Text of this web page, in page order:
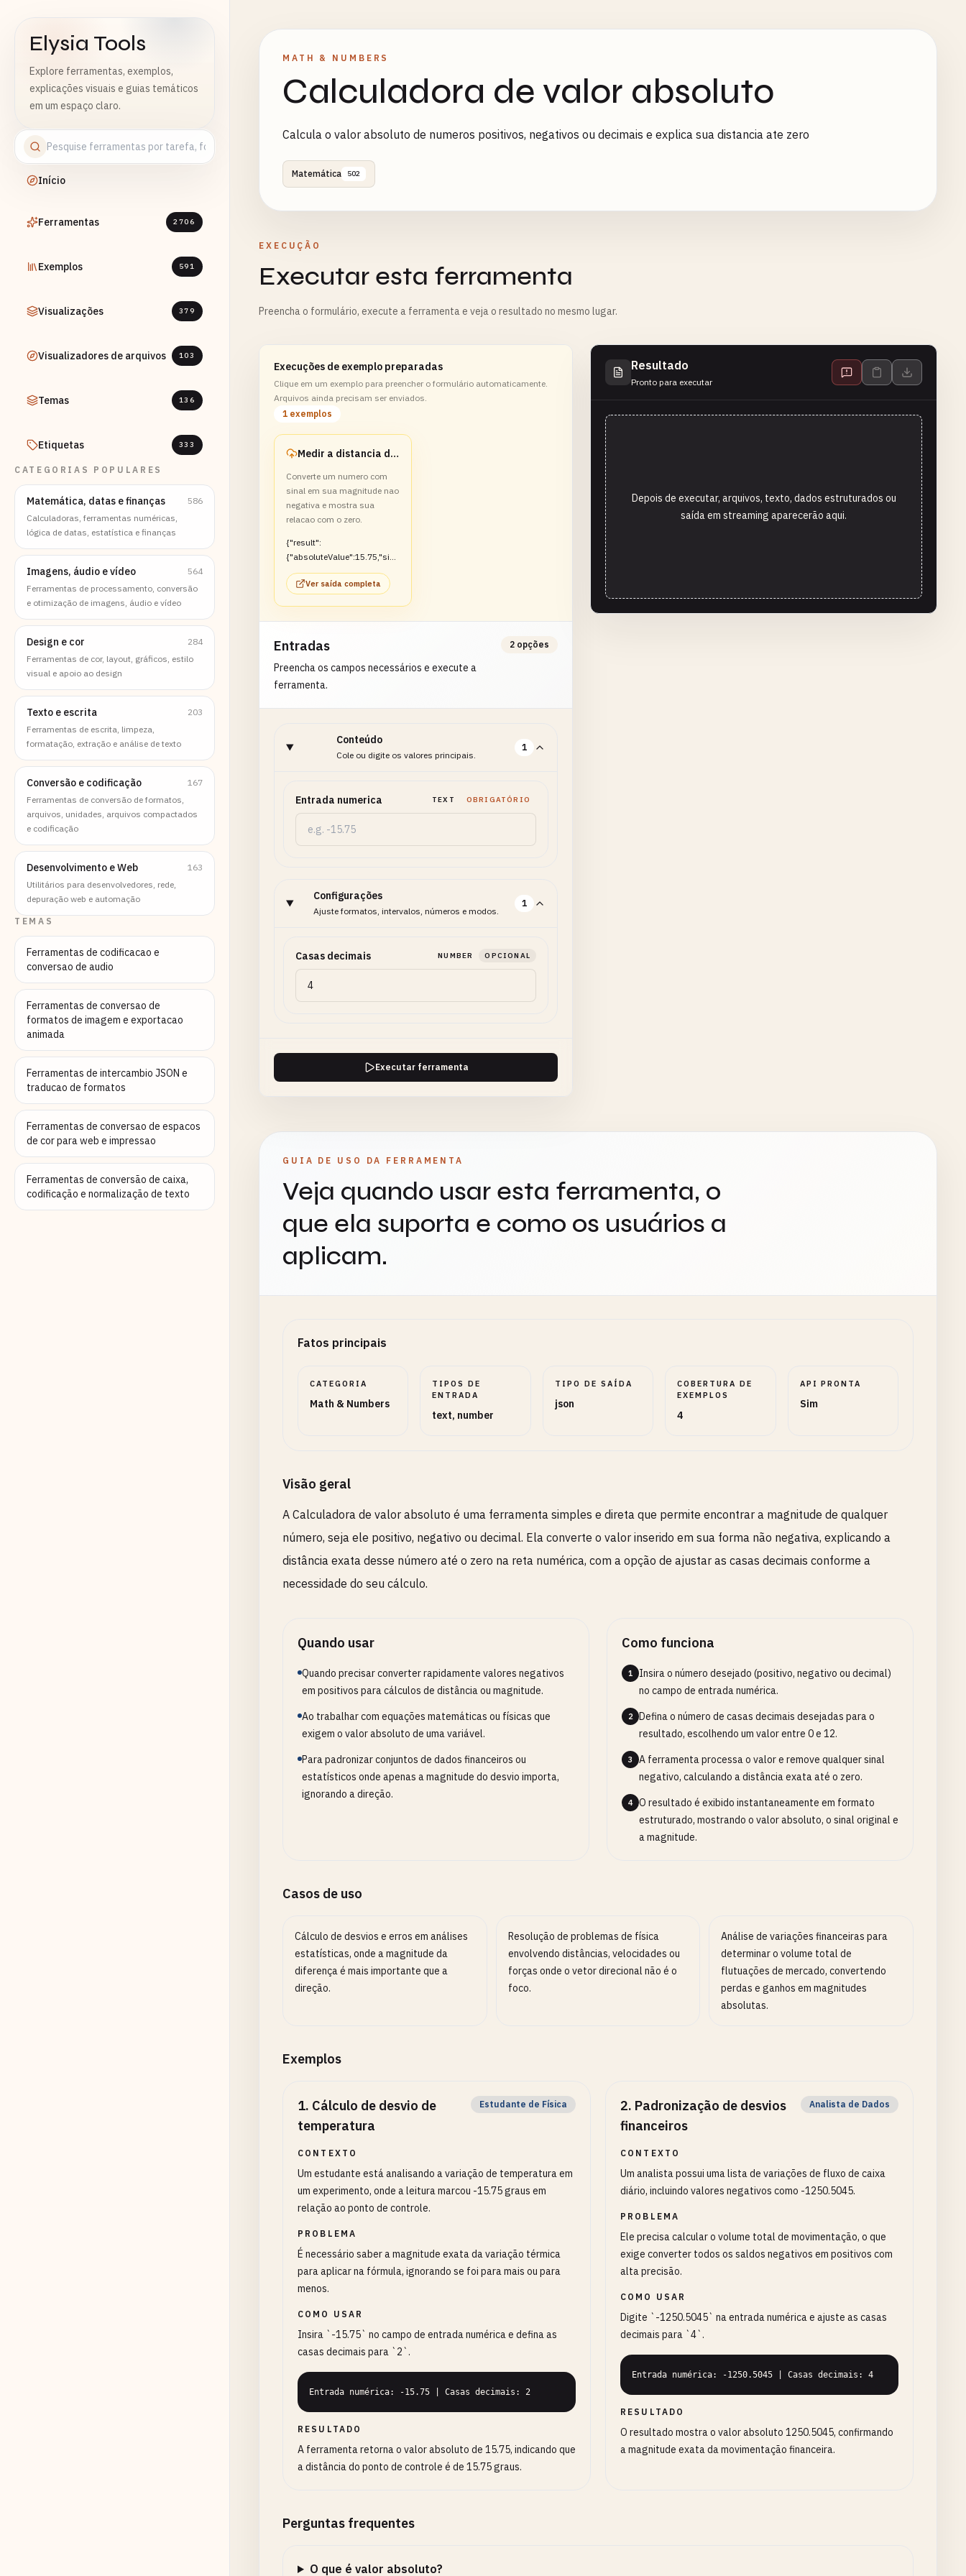
Elysia Tools
Explore ferramentas, exemplos,
explicações visuais e guias temáticos
em um espaço claro.
Início
Ferramentas 2706
Exemplos 591
Visualizações 379
Visualizadores de arquivos 103
Temas 136
Etiquetas 333
CATEGORIAS POPULARES
Matemática, datas e finanças
586
Calculadoras, ferramentas numéricas,
lógica de datas, estatística e finanças
Imagens, áudio e vídeo
564
Ferramentas de processamento, conversão
e otimização de imagens, áudio e vídeo
Design e cor
284
Ferramentas de cor, layout, gráficos, estilo
visual e apoio ao design
Texto e escrita
203
Ferramentas de escrita, limpeza,
formatação, extração e análise de texto
Conversão e codificação
167
Ferramentas de conversão de formatos,
arquivos, unidades, arquivos compactados
e codificação
Desenvolvimento e Web
163
Utilitários para desenvolvedores, rede,
depuração web e automação
TEMAS
Ferramentas de codificacao e
conversao de audio
Ferramentas de conversao de
formatos de imagem e exportacao
animada
Ferramentas de intercambio JSON e
traducao de formatos
Ferramentas de conversao de espacos
de cor para web e impressao
Ferramentas de conversão de caixa,
codificação e normalização de texto
MATH & NUMBERS
Calculadora de valor absoluto
Calcula o valor absoluto de numeros positivos, negativos ou decimais e explica sua distancia ate zero
Matemática 502
EXECUÇÃO
Executar esta ferramenta
Preencha o formulário, execute a ferramenta e veja o resultado no mesmo lugar.
Execuções de exemplo preparadas
Clique em um exemplo para preencher o formulário automaticamente.
Arquivos ainda precisam ser enviados.
1 exemplos
Medir a distancia de um valor negativo ate zero
Converte um numero com
sinal em sua magnitude nao
negativa e mostra sua
relacao com o zero.
{"result":
{"absoluteValue":15.75,"sig
n":"negative","distanceFrom
Zero":15.75}}
Ver saída completa
Entradas
Preencha os campos necessários e execute a
ferramenta.
2 opções
Conteúdo
Cole ou digite os valores principais.
1
Entrada numerica TEXT OBRIGATÓRIO
Configurações
Ajuste formatos, intervalos, números e modos.
1
Casas decimais NUMBER OPCIONAL
Executar ferramenta
Resultado
Pronto para executar
Depois de executar, arquivos, texto, dados estruturados ou
saída em streaming aparecerão aqui.
GUIA DE USO DA FERRAMENTA
Veja quando usar esta ferramenta, o
que ela suporta e como os usuários a
aplicam.
Fatos principais
CATEGORIA
Math & Numbers
TIPOS DE
ENTRADA
text, number
TIPO DE SAÍDA
json
COBERTURA DE
EXEMPLOS
4
API PRONTA
Sim
Visão geral
A Calculadora de valor absoluto é uma ferramenta simples e direta que permite encontrar a magnitude de qualquer
número, seja ele positivo, negativo ou decimal. Ela converte o valor inserido em sua forma não negativa, explicando a
distância exata desse número até o zero na reta numérica, com a opção de ajustar as casas decimais conforme a
necessidade do seu cálculo.
Quando usar
Quando precisar converter rapidamente valores negativos
em positivos para cálculos de distância ou magnitude.
Ao trabalhar com equações matemáticas ou físicas que
exigem o valor absoluto de uma variável.
Para padronizar conjuntos de dados financeiros ou
estatísticos onde apenas a magnitude do desvio importa,
ignorando a direção.
Como funciona
1
Insira o número desejado (positivo, negativo ou decimal)
no campo de entrada numérica.
2
Defina o número de casas decimais desejadas para o
resultado, escolhendo um valor entre 0 e 12.
3
A ferramenta processa o valor e remove qualquer sinal
negativo, calculando a distância exata até o zero.
4
O resultado é exibido instantaneamente em formato
estruturado, mostrando o valor absoluto, o sinal original e
a magnitude.
Casos de uso
Cálculo de desvios e erros em análises
estatísticas, onde a magnitude da
diferença é mais importante que a
direção.
Resolução de problemas de física
envolvendo distâncias, velocidades ou
forças onde o vetor direcional não é o
foco.
Análise de variações financeiras para
determinar o volume total de
flutuações de mercado, convertendo
perdas e ganhos em magnitudes
absolutas.
Exemplos
1. Cálculo de desvio de
temperatura
Estudante de Física
CONTEXTO
Um estudante está analisando a variação de temperatura em
um experimento, onde a leitura marcou -15.75 graus em
relação ao ponto de controle.
PROBLEMA
É necessário saber a magnitude exata da variação térmica
para aplicar na fórmula, ignorando se foi para mais ou para
menos.
COMO USAR
Insira `-15.75` no campo de entrada numérica e defina as
casas decimais para `2`.
Entrada numérica: -15.75 | Casas decimais: 2
RESULTADO
A ferramenta retorna o valor absoluto de 15.75, indicando que
a distância do ponto de controle é de 15.75 graus.
2. Padronização de desvios
financeiros
Analista de Dados
CONTEXTO
Um analista possui uma lista de variações de fluxo de caixa
diário, incluindo valores negativos como -1250.5045.
PROBLEMA
Ele precisa calcular o volume total de movimentação, o que
exige converter todos os saldos negativos em positivos com
alta precisão.
COMO USAR
Digite `-1250.5045` na entrada numérica e ajuste as casas
decimais para `4`.
Entrada numérica: -1250.5045 | Casas decimais: 4
RESULTADO
O resultado mostra o valor absoluto 1250.5045, confirmando
a magnitude exata da movimentação financeira.
Perguntas frequentes
O que é valor absoluto?